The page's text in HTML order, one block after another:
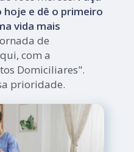
e dê o primeiro
vida mais
de
com a
Domiciliares".
prioridade.